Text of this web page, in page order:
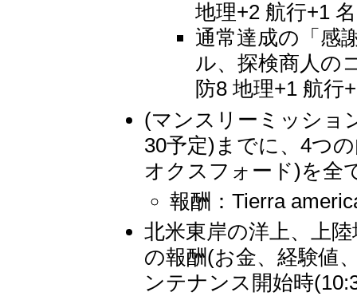
地理+2 航行+1
通常達成の「感
ル、探検商人の
防8 地理+1 航行
(マンスリーミッショ
30予定)までに、4つ
オクスフォード)を全
報酬：Tierra
北米東岸の洋上、上
の報酬(お金、経験値
ンテナンス開始時